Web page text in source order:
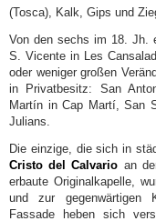
Blasco
Kirche
San
Bartolomé
Städtische
Markthalle
Rathaus
The
(Tosca), Kalk, Gips und
Von den sechs im 18. Jh.
S. Vicente in Les
oder weniger großen
in Privatbesitz: San
Martín in Cap Martí, San
Julians.
Die einzige, die sich in
Cristo del Calvario an
erbaute Originalkapelle,
und zur gegenwärtigen
Fassade heben sich